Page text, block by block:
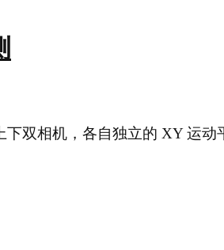
双相机，各自独立的 XY 运动